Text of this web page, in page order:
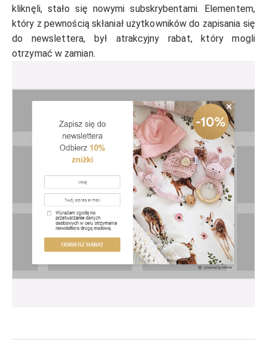
kliknęli, stało się nowymi subskrybentami. Elementem,
który z pewnością skłaniał użytkowników do zapisania się
do newslettera, był atrakcyjny rabat, który mogli
otrzymać w zamian.